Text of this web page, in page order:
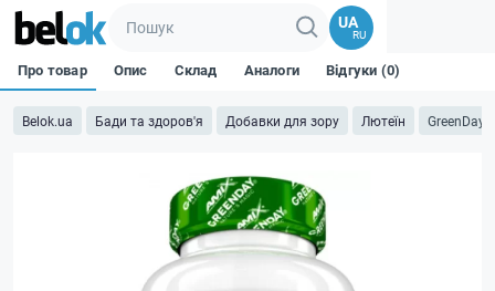
UA
RU
Belok.ua Бади та здоров'я Добавки для зору Лютеїн GreenDay
Про товар Опис Склад Аналоги Відгуки (0)